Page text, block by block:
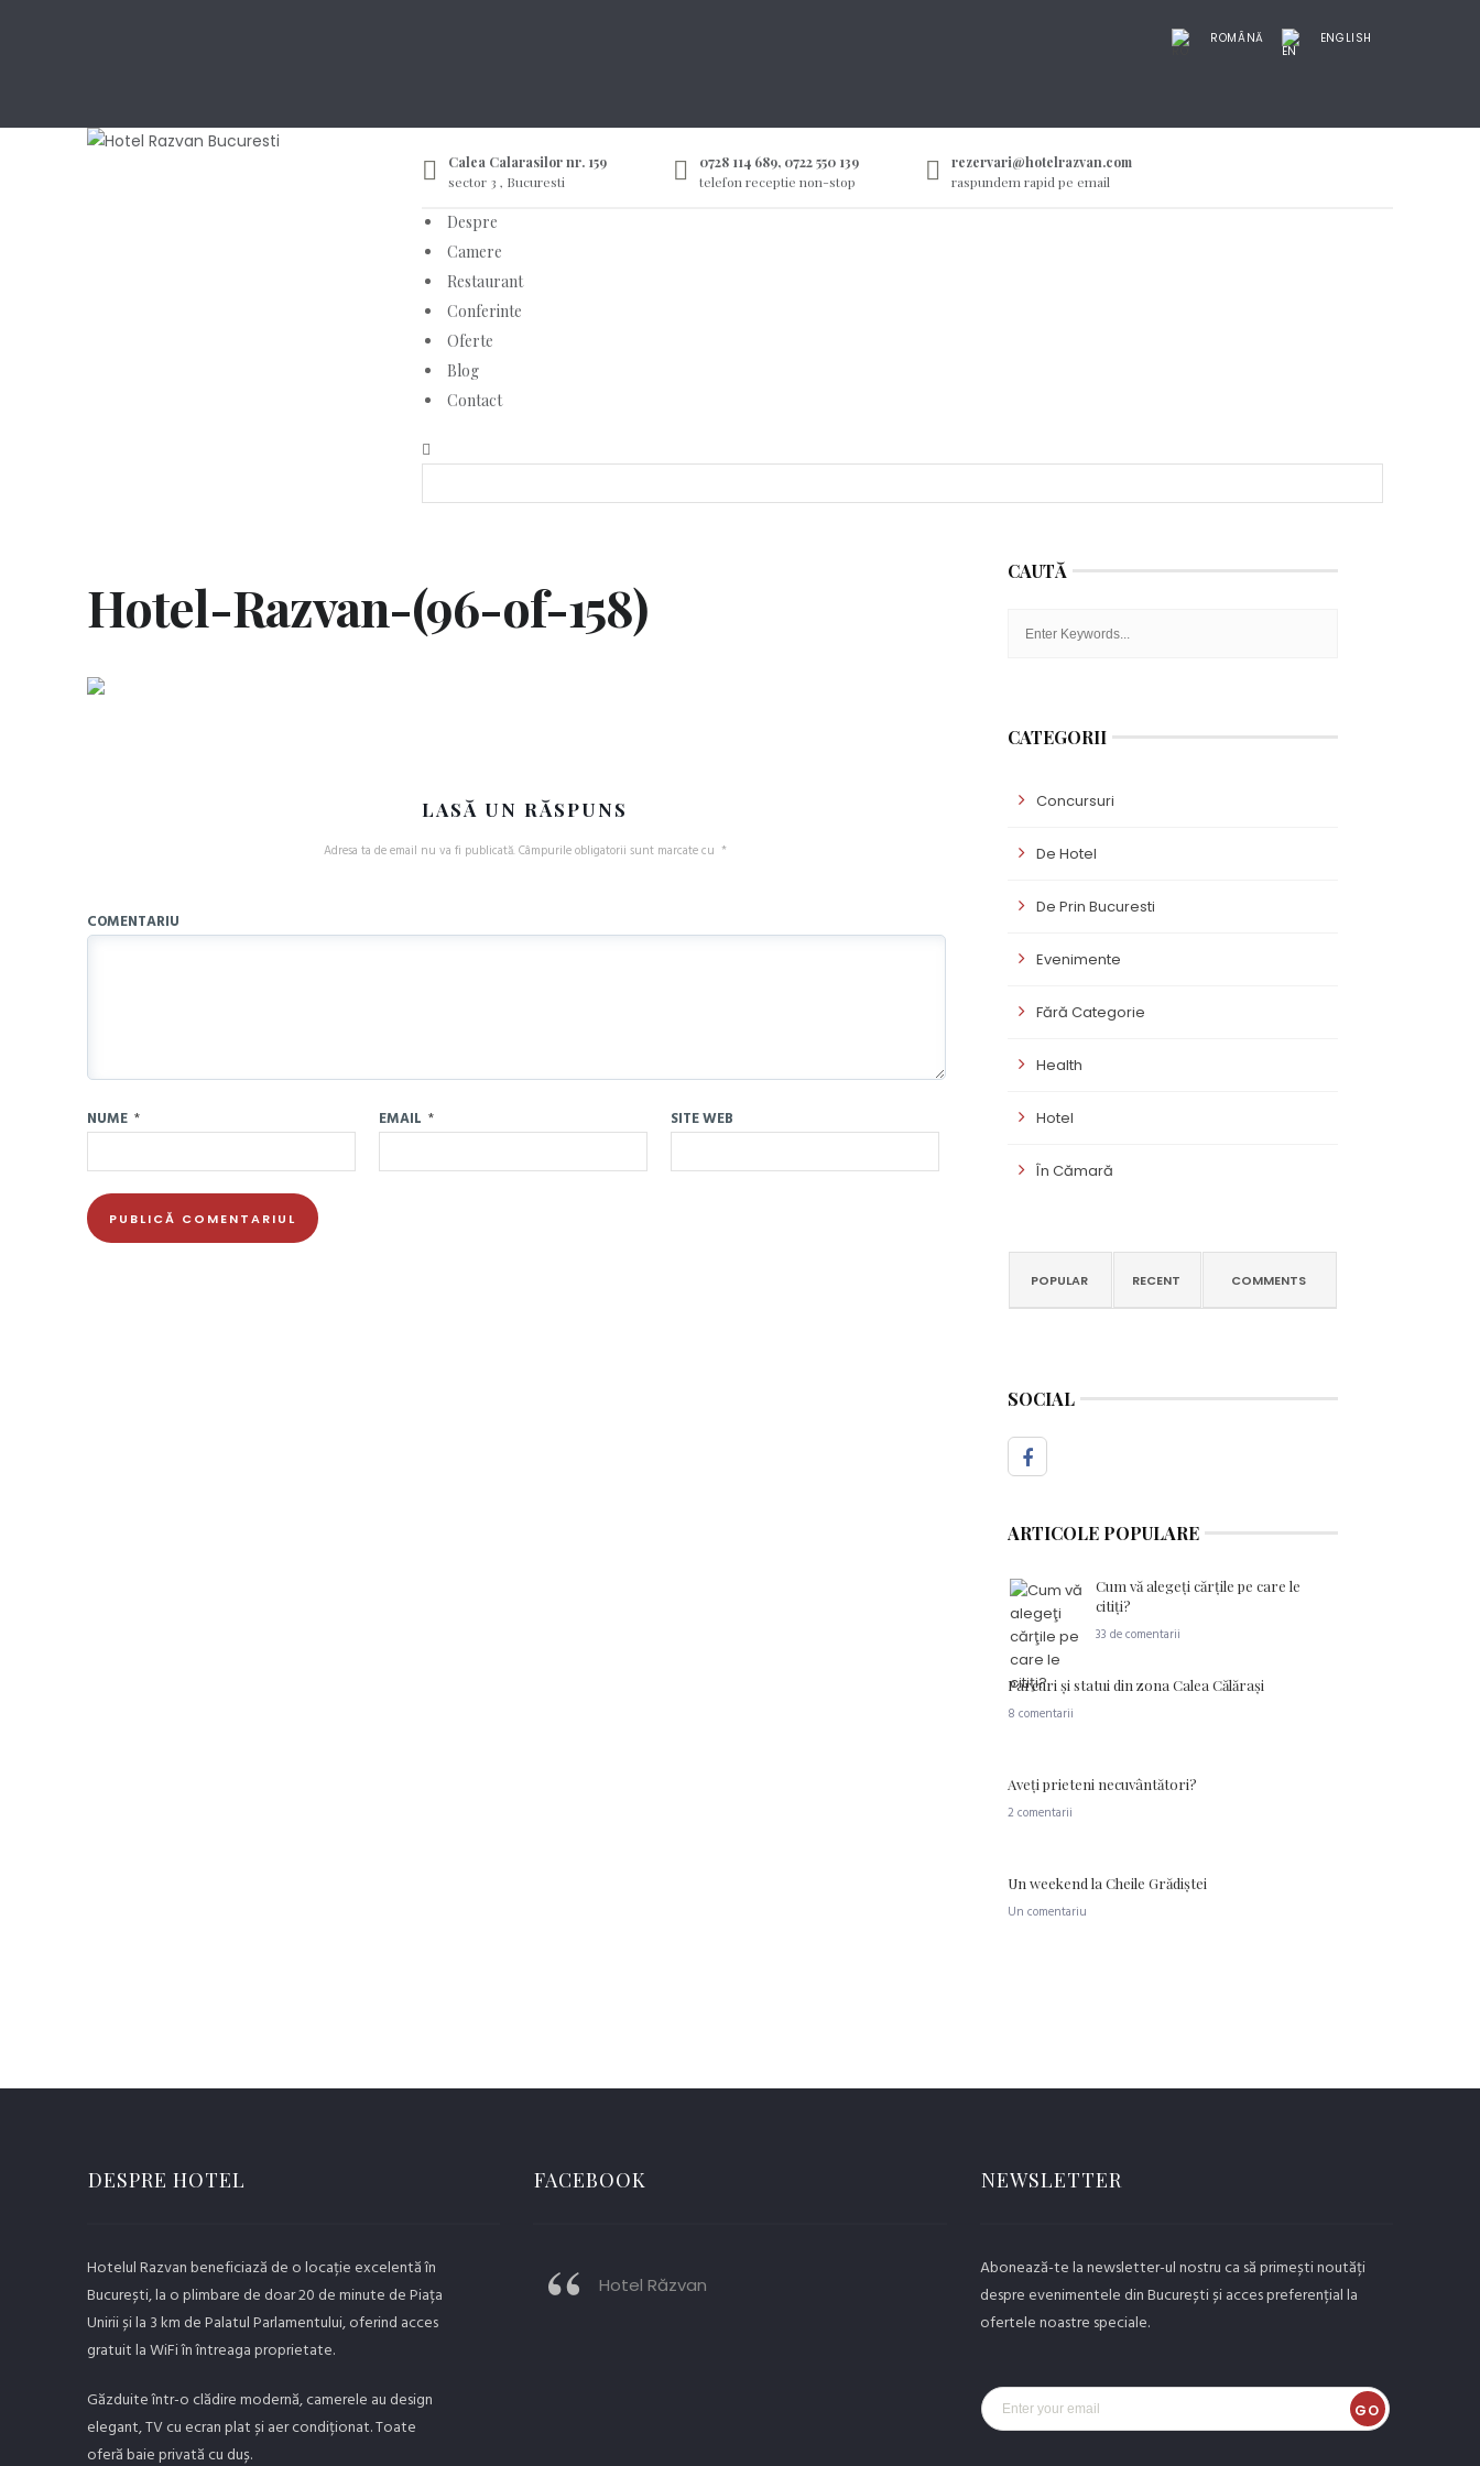
ROMÂNĂ ENGLISH
Calea Calarasilor nr. 159
sector 3 , Bucuresti
0728 114 689, 0722 550 139
telefon receptie non-stop
rezervari@hotelrazvan.com
raspundem rapid pe email
Despre
Camere
Restaurant
Conferinte
Oferte
Blog
Contact
Hotel-Razvan-(96-of-158)
LASĂ UN RĂSPUNS
Adresa ta de email nu va fi publicată.Câmpurile obligatorii sunt marcate cu *
COMENTARIU
NUME * EMAIL * SITE WEB
CAUTĂ
CATEGORII
Concursuri
De Hotel
De Prin Bucuresti
Evenimente
Fără Categorie
Health
Hotel
În Cămară
POPULAR RECENT COMMENTS
SOCIAL
ARTICOLE POPULARE
Cum vă alegeţi cărţile pe care le
citiţi?
33 de comentarii
Parcuri şi statui din zona Calea Călăraşi
8 comentarii
Aveţi prieteni necuvântători?
2 comentarii
Un weekend la Cheile Grădiştei
Un comentariu
DESPRE HOTEL
Hotelul Razvan beneficiază de o locație excelentă în
București, la o plimbare de doar 20 de minute de Piața
Unirii și la 3 km de Palatul Parlamentului, oferind acces
gratuit la WiFi în întreaga proprietate.
Găzduite într-o clădire modernă, camerele au design
elegant, TV cu ecran plat și aer condiționat. Toate
oferă baie privată cu duș.
FACEBOOK
Hotel Răzvan
NEWSLETTER
Abonează-te la newsletter-ul nostru ca să primești noutăți
despre evenimentele din București și acces preferențial la
ofertele noastre speciale.
GO